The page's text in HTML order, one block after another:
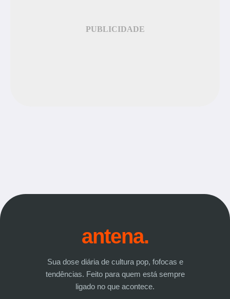
PUBLICIDADE
antena.
Sua dose diária de cultura pop, fofocas e
tendências. Feito para quem está sempre
ligado no que acontece.